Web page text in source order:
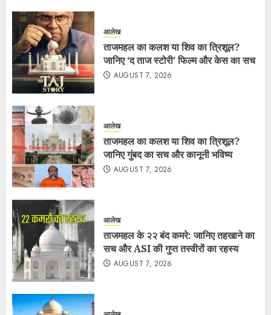
आलेख
ताजमहल का कलश या शिव का त्रिशूल?
जानिए ‘द ताज स्टोरी’ फिल्म और केस का सच
AUGUST 7, 2026
आलेख
ताजमहल का कलश या शिव का त्रिशूल?
जानिए गुंबद का सच और कानूनी भविष्य
AUGUST 7, 2026
आलेख
ताजमहल के २२ बंद कमरे: जानिए तहखाने का
सच और ASI की गुप्त तस्वीरों का रहस्य
AUGUST 7, 2026